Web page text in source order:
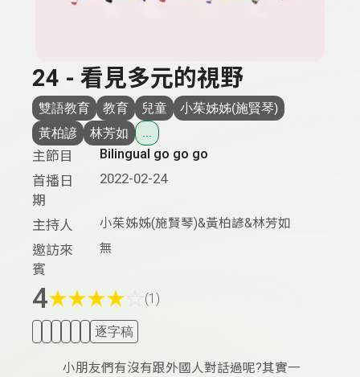
24 - 看見多元的視野
雙語教育 教育 兒童
小茱姊姊(施賢琴)
黃柏諺
林芳如 ...
主節目
Bilingual go go go
首播日
期
2022-02-24
主持人 小茱姊姊(施賢琴)&黃柏諺&林芳如
邀訪來
賓
無
4★★★★ (1)
逐字稿
小朋友們有沒有跟外國人對話過呢?其實一